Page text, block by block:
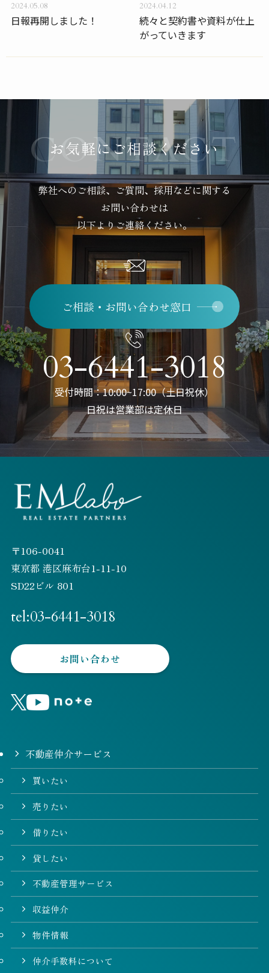
日報再開しました！
2024.05.08
続々と契約書や資料が仕上
がっていきます
2024.04.12
お気軽にご相談ください
弊社へのご相談、ご質問、採用などに関する
お問い合わせは
以下よりご連絡ください。
ご相談・お問い合わせ窓口
03-6441-3018
受付時間：10:00~17:00（土日祝休）
日祝は営業部は定休日
〒106-0041
東京都 港区麻布台1-11-10
SD22ビル 801
tel:03-6441-3018
お問い合わせ
不動産仲介サービス
買いたい
売りたい
借りたい
貸したい
不動産管理サービス
収益仲介
物件情報
仲介手数料について